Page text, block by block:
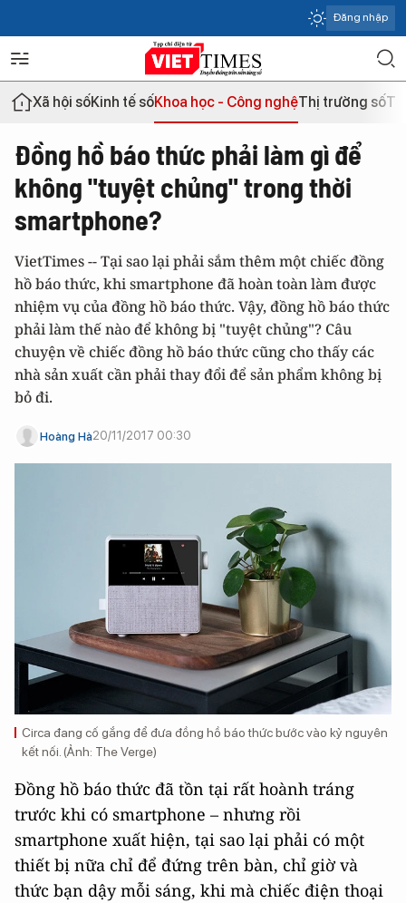
Đăng nhập
Xã hội sốKinh tế sốKhoa học - Công nghệThị trường số
Đồng hồ báo thức phải làm gì để
không "tuyệt chủng" trong thời
smartphone?
VietTimes -- Tại sao lại phải sắm thêm một chiếc đồng
hồ báo thức, khi smartphone đã hoàn toàn làm được
nhiệm vụ của đồng hồ báo thức. Vậy, đồng hồ báo thức
phải làm thế nào để không bị "tuyệt chủng"? Câu
chuyện về chiếc đồng hồ báo thức cũng cho thấy các
nhà sản xuất cần phải thay đổi để sản phẩm không bị
bỏ đi.
Hoàng Hà20/11/2017 00:30
Circa đang cố gắng để đưa đồng hồ báo thức bước vào kỷ nguyên
kết nối. (Ảnh: The Verge)
Đồng hồ báo thức đã tồn tại rất hoành tráng
trước khi có smartphone – nhưng rồi
smartphone xuất hiện, tại sao lại phải có một
thiết bị nữa chỉ để đứng trên bàn, chỉ giờ và
thức bạn dậy mỗi sáng, khi mà chiếc điện thoại